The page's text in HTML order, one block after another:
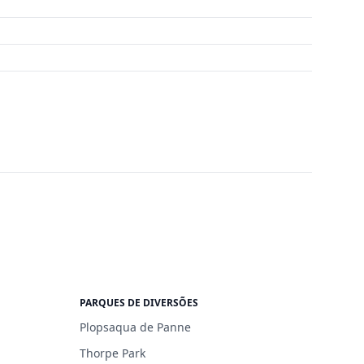
PARQUES DE DIVERSÕES
Plopsaqua de Panne
Thorpe Park